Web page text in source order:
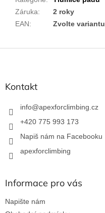
Záruka:
2 roky
EAN: Zvolte variantu
Z
Kontakt
info@apexforclimbing.cz
+420 775 993 173
Napiš nám na Facebooku
apexforclimbing
Informace pro vás
Napište nám